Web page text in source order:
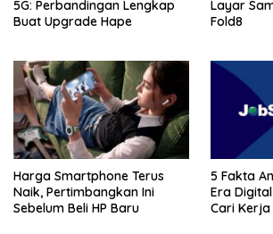
5G: Perbandingan Lengkap
Buat Upgrade Hape
Layar
Fold8
Harga Smartphone Terus
Naik, Pertimbangkan Ini
Sebelum Beli HP Baru
5 Fakta
Era
Cari Kerja